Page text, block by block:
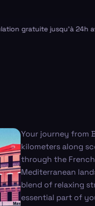
gratuite jusqu'à 24h avant
Your journey from
kilometers along
through the
Mediterranean
blend of relaxing
essential part of